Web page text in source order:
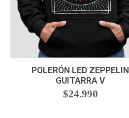
POLERÓN LED ZEPPELIN
GUITARRA V
$24.990